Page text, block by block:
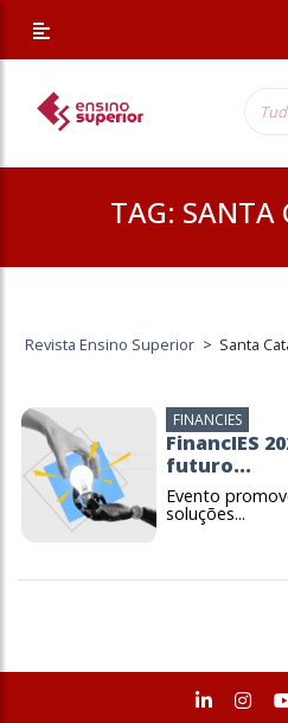
TAG: SANTA
Revista Ensino Superior > Santa
FINANCIES
FinancIES
futuro...
Evento
soluções...